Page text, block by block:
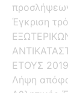
Έγκριση
ΕΤΟΥΣ
Λήψη